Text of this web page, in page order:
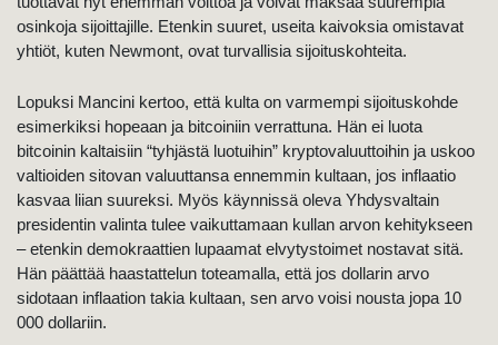
osinkoja sijoittajille. Etenkin suuret, useita kaivoksia omistavat
yhtiöt, kuten Newmont, ovat turvallisia sijoituskohteita.
Lopuksi Mancini kertoo, että kulta on varmempi sijoituskohde
esimerkiksi hopeaan ja bitcoiniin verrattuna. Hän ei luota
bitcoinin kaltaisiin “tyhjästä luotuihin” kryptovaluuttoihin ja uskoo
valtioiden sitovan valuuttansa ennemmin kultaan, jos inflaatio
kasvaa liian suureksi. Myös käynnissä oleva Yhdysvaltain
presidentin valinta tulee vaikuttamaan kullan arvon kehitykseen
– etenkin demokraattien lupaamat elvytystoimet nostavat sitä.
Hän päättää haastattelun toteamalla, että jos dollarin arvo
sidotaan inflaation takia kultaan, sen arvo voisi nousta jopa 10
000 dollariin.